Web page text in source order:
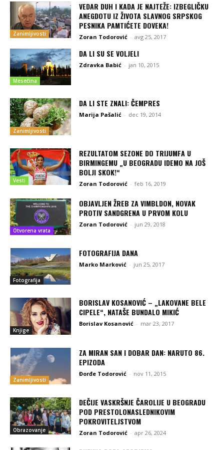
Zanimljivosti
VEDAR DUH I KADA JE NAJTEŽE: IZBEGLIČKU
ANEGDOTU IZ ŽIVOTA SLAVNOG SRPSKOG
PESNIKA PAMTIĆETE DOVEKA!
Zoran Todorović - avg 25, 2017
Mesečina
DA LI SU SE VOLJELI
Zdravka Babić - jan 10, 2015
Zanimljivosti
DA LI STE ZNALI: ČEMPRES
Marija Pašalić - dec 19, 2014
Vesti
REZULTATOM SEZONE DO TRIJUMFA U
BIRMINGEMU „U BEOGRADU IDEMO NA JOŠ
BOLJI SKOK!“
Zoran Todorović - feb 16, 2019
Otvorena vrata
OBJAVLJEN ŽREB ZA VIMBLDON, NOVAK
PROTIV SANDGRENA U PRVOM KOLU
Zoran Todorović - jun 29, 2018
Fotografija
FOTOGRAFIJA DANA
Marko Marković - jun 25, 2017
Knjige
BORISLAV KOSANOVIĆ – „LAKOVANE BELE
CIPELE“, NATAŠE BUNDALO MIKIĆ
Borislav Kosanović - mar 23, 2017
Zanimljivosti
ZA MIRAN SAN I DOBAR DAN: NARUTO 86.
EPIZODA
Đorđe Todorović - nov 11, 2015
Obrazovanje
DEČIJE VASKRŠNJE ČAROLIJE U BEOGRADU
POD PRESTOLONASLEDNIKOVIM
POKROVITELJSTVOM
Zoran Todorović - apr 26, 2024